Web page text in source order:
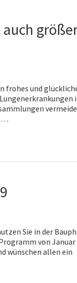
frohes und
Sie in der
von Januar
wünschen allen ein